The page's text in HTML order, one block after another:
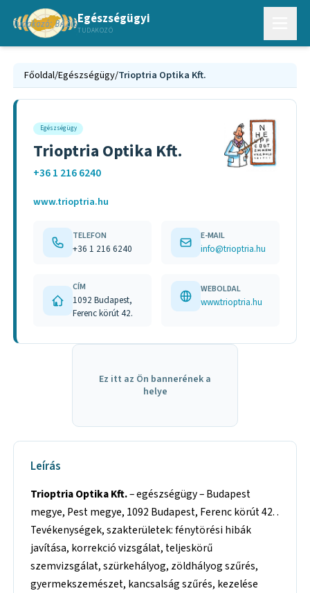
Egészségügyi
TUDAKOZÓ
Főoldal/Egészségügy/Trioptria Optika Kft.
Egészségügy
Trioptria Optika Kft.
+36 1 216 6240
www.trioptria.hu
TELEFON
+36 1 216 6240
E-MAIL
info@trioptria.hu
CÍM
1092 Budapest,
Ferenc körút 42.
WEBOLDAL
www.trioptria.hu
Ez itt az Ön bannerének a
helye
Leírás
Trioptria Optika Kft.– egészségügy – Budapest
megye, Pest megye, 1092 Budapest, Ferenc körút 42. .
Tevékenységek, szakterületek: fénytörési hibák
javítása, korrekció vizsgálat, teljeskörű
szemvizsgálat, szürkehályog, zöldhályog szűrés,
gyermekszemészet, kancsalság szűrés, kezelése